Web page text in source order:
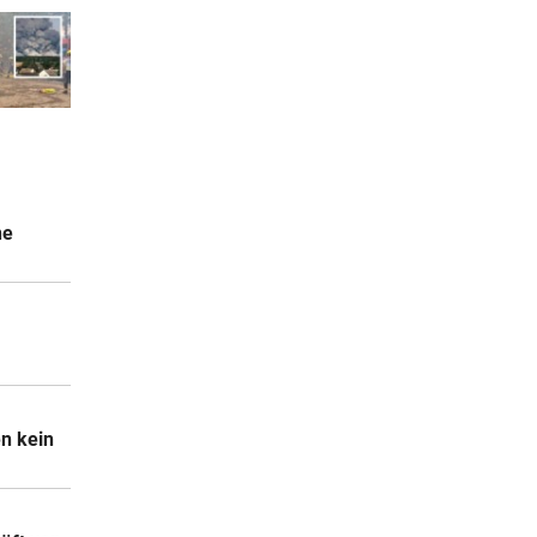
kein